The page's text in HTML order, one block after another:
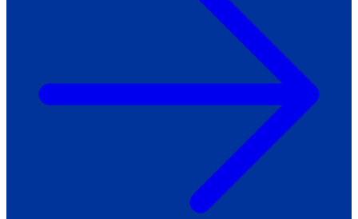
челендж «Україно, ти є!»
Молодіжний челендж «Жестова
мова для мене – це…»
Репортажі спеціальних та
інклюзивних начальних закладів
України
Як приклад стійкості спільноти
Говоримо коротко про наболіле
Міжнародний тиждень глухих людей
Всеукраїнський челендж «Молодь
співає»